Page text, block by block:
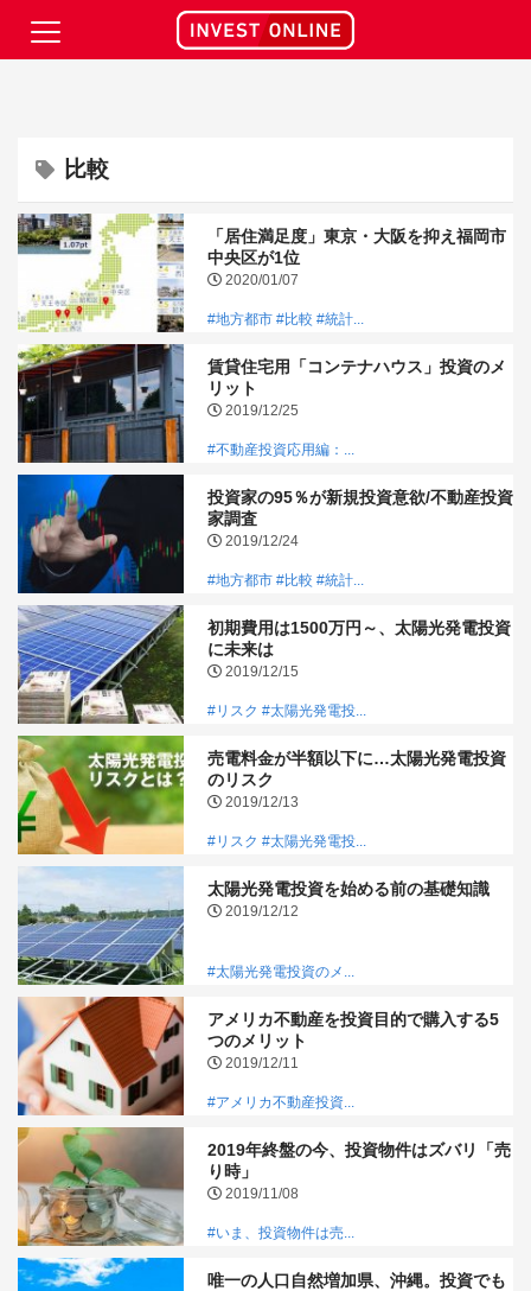
比較
「居住満足度」東京・大阪を抑え福岡市
中央区が1位
2020/01/07
#地方都市 #比較 #統計...
賃貸住宅用「コンテナハウス」投資のメ
リット
2019/12/25
#不動産投資応用編：...
投資家の95％が新規投資意欲/不動産投資
家調査
2019/12/24
#地方都市 #比較 #統計...
初期費用は1500万円～、太陽光発電投資
に未来は
2019/12/15
#リスク #太陽光発電投...
売電料金が半額以下に…太陽光発電投資
のリスク
2019/12/13
#リスク #太陽光発電投...
太陽光発電投資を始める前の基礎知識
2019/12/12
#太陽光発電投資のメ...
アメリカ不動産を投資目的で購入する5
つのメリット
2019/12/11
#アメリカ不動産投資...
2019年終盤の今、投資物件はズバリ「売
り時」
2019/11/08
#いま、投資物件は売...
唯一の人口自然増加県、沖縄。投資でも